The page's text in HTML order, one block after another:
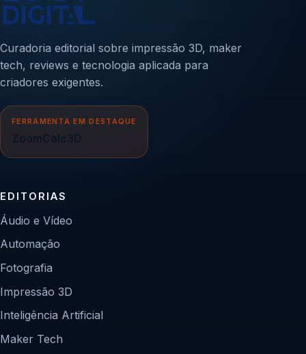
Curadoria editorial sobre impressão 3D, maker
tech, reviews e tecnologia aplicada para
criadores exigentes.
FERRAMENTA EM DESTAQUE
ZoomCalc3D
EDITORIAS
Áudio e Vídeo
Automação
Fotografia
Impressão 3D
Inteligência Artificial
Maker Tech